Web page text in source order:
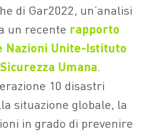
di Gar2022, un’analisi
un recente rapporto
Nazioni Unite-Istituto
Umana.
10 disastri
situazione globale, la
in grado di prevenire